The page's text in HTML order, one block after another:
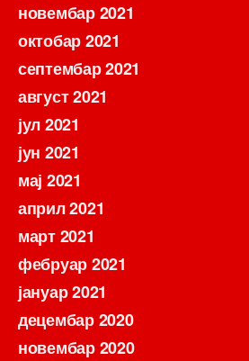
новембар 2021
октобар 2021
септембар 2021
август 2021
јул 2021
јун 2021
мај 2021
април 2021
март 2021
фебруар 2021
јануар 2021
децембар 2020
новембар 2020